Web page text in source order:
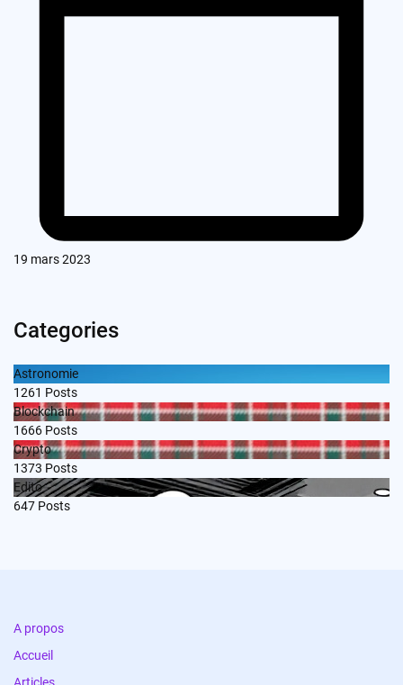
19 mars 2023
Categories
Astronomie
1261 Posts
Blockchain
1666 Posts
Crypto
1373 Posts
Edito
647 Posts
A propos
Accueil